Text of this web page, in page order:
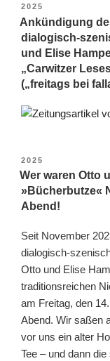
VERÖFFENTLICHT
AM
2025
Ankündigung
dialogisch-
und Elise
„Carwitzer
(„freitags bei
VERÖFFENTLICHT
AM
2025
Wer waren Otto
»Bücherbutze«
Abend!
Seit November
dialogisch-
Otto und Elise
traditionsreichen
am Freitag, den
Abend. Wir saßen
vor uns ein alter
Tee – und dann